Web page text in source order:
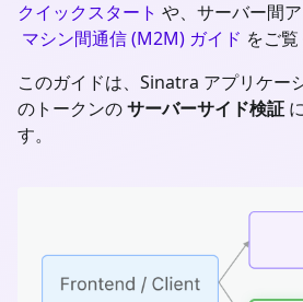
クイックスタート や、サーバー間
マシン間通信 (M2M) ガイド をご覧
このガイドは、 Sinatra アプリケー
のトークンのサーバーサイド検証
す。